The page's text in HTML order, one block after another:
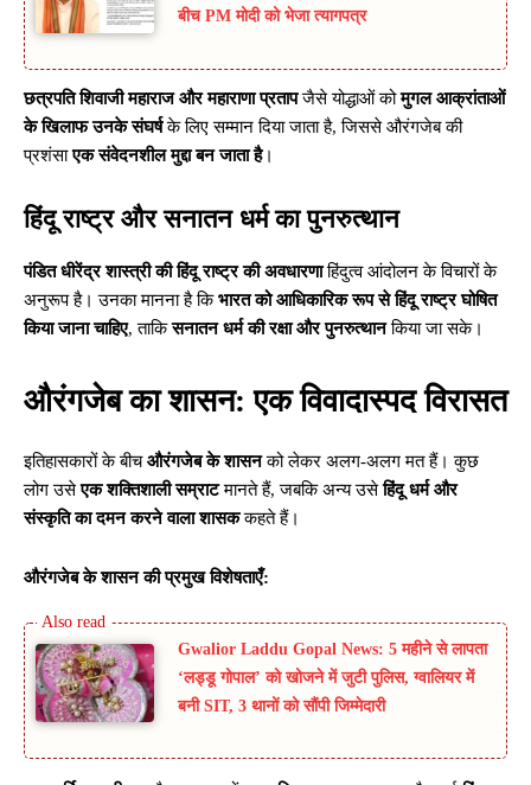
बीच PM मोदी को भेजा त्यागपत्र
छत्रपति शिवाजी महाराज और महाराणा प्रतापजैसे योद्धाओं कोमुगल आक्रांताओं
के खिलाफ उनके संघर्षके लिए सम्मान दिया जाता है, जिससे औरंगजेब की
प्रशंसाएक संवेदनशील मुद्दा बन जाता है।
हिंदू राष्ट्र और सनातन धर्म का पुनरुत्थान
पंडित धीरेंद्र शास्त्री की हिंदू राष्ट्र की अवधारणाहिंदुत्व आंदोलन के विचारों के
अनुरूप है। उनका मानना है किभारत को आधिकारिक रूप से हिंदू राष्ट्र घोषित
किया जाना चाहिए, ताकिसनातन धर्म की रक्षा और पुनरुत्थानकिया जा सके।
औरंगजेब का शासन: एक विवादास्पद विरासत
इतिहासकारों के बीचऔरंगजेब के शासनको लेकर अलग-अलग मत हैं। कुछ
लोग उसेएक शक्तिशाली सम्राटमानते हैं, जबकि अन्य उसेहिंदू धर्म और
संस्कृति का दमन करने वाला शासककहते हैं।
औरंगजेब के शासन की प्रमुख विशेषताएँ:
Gwalior Laddu Gopal News: 5 महीने से लापता
‘लड्डू गोपाल’ को खोजने में जुटी पुलिस, ग्वालियर में
बनी SIT, 3 थानों को सौंपी जिम्मेदारी